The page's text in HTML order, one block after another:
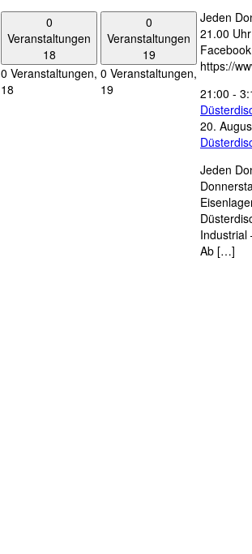
0
Veranstaltungen
18
0 Veranstaltungen,
18
0
Veranstaltungen
19
0 Veranstaltungen,
19
Jeden
21.00
https://
21:00 -
20.
Jeden
Industrial
Ab […]